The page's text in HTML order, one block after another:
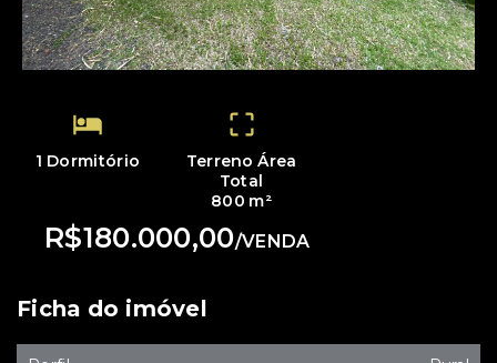
1 Dormitório
Terreno Área
Total
800 m²
R$180.000,00/VENDA
Ficha do imóvel